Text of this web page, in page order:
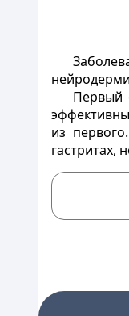
Первый
из
гастритах,